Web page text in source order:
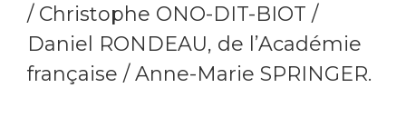
/ Christophe ONO-DIT-BIOT /
Daniel RONDEAU, de l’Académie
française / Anne-Marie SPRINGER.